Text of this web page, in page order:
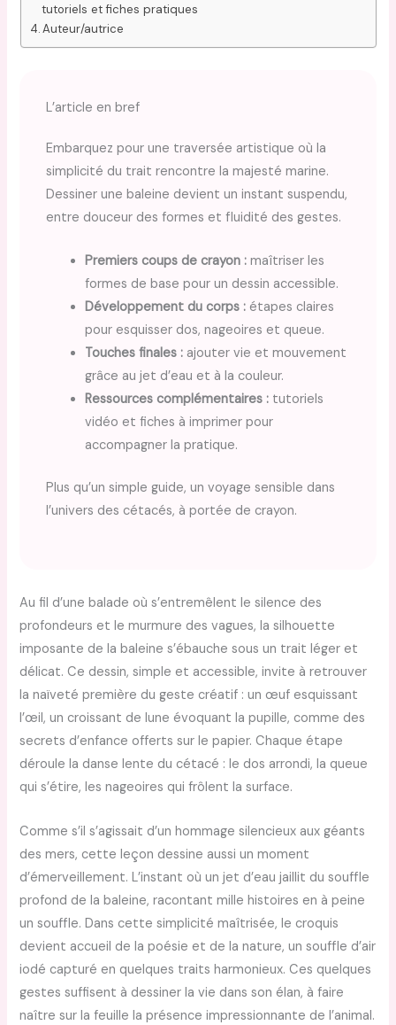
tutoriels et fiches pratiques
Auteur/autrice
L’article en bref
Embarquez pour une traversée artistique où la
simplicité du trait rencontre la majesté marine.
Dessiner une baleine devient un instant suspendu,
entre douceur des formes et fluidité des gestes.
Premiers coups de crayon : maîtriser les
formes de base pour un dessin accessible.
Développement du corps : étapes claires
pour esquisser dos, nageoires et queue.
Touches finales : ajouter vie et mouvement
grâce au jet d’eau et à la couleur.
Ressources complémentaires : tutoriels
vidéo et fiches à imprimer pour
accompagner la pratique.
Plus qu’un simple guide, un voyage sensible dans
l’univers des cétacés, à portée de crayon.
Au fil d’une balade où s’entremêlent le silence des
profondeurs et le murmure des vagues, la silhouette
imposante de la baleine s’ébauche sous un trait léger et
délicat. Ce dessin, simple et accessible, invite à retrouver
la naïveté première du geste créatif : un œuf esquissant
l’œil, un croissant de lune évoquant la pupille, comme des
secrets d’enfance offerts sur le papier. Chaque étape
déroule la danse lente du cétacé : le dos arrondi, la queue
qui s’étire, les nageoires qui frôlent la surface.
Comme s’il s’agissait d’un hommage silencieux aux géants
des mers, cette leçon dessine aussi un moment
d’émerveillement. L’instant où un jet d’eau jaillit du souffle
profond de la baleine, racontant mille histoires en à peine
un souffle. Dans cette simplicité maîtrisée, le croquis
devient accueil de la poésie et de la nature, un souffle d’air
iodé capturé en quelques traits harmonieux. Ces quelques
gestes suffisent à dessiner la vie dans son élan, à faire
naître sur la feuille la présence impressionnante de l’animal.